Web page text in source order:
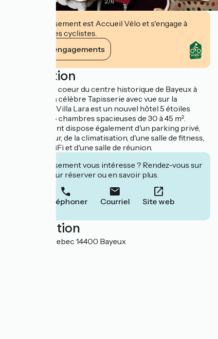
Cet établissement est Accueil Vélo et s'engage à
accueillir des cyclistes.
Voir ses engagements
Description
Situé en plein coeur du centre historique de Bayeux à
deux pas de la célèbre Tapisserie avec vue sur la
cathédrale, la Villa Lara est un nouvel hôtel 5 étoiles
proposant 28 chambres spacieuses de 30 à 45 m².
L'établissement dispose également d'un parking privé,
d'un ascenseur, de la climatisation, d'une salle de fitness,
d'un accès WiFi et d'une salle de réunion.
Cet établissement vous intéresse ? Rendez-vous sur
leur site pour réserver ou en savoir plus.
Téléphoner Courriel Site web
Localisation
6 Place de Quebec 14400 Bayeux